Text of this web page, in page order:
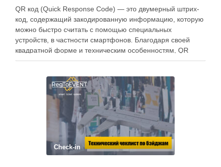
QR код (Quick Response Code) — это двумерный штрих-
код, содержащий закодированную информацию, которую
можно быстро считать с помощью специальных
устройств, в частности смартфонов. Благодаря своей
квадратной форме и техническим особенностям, QR
коды легко считываются даже в условиях повреждения
билетов? Сегодня QR коды …
Check-in